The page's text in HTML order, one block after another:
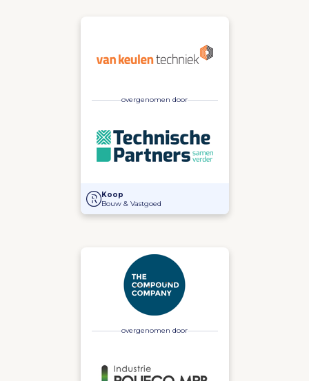
overgenomen door
Overname van Keulen door Technische Partners
Koop
Bouw & Vastgoed
overgenomen door